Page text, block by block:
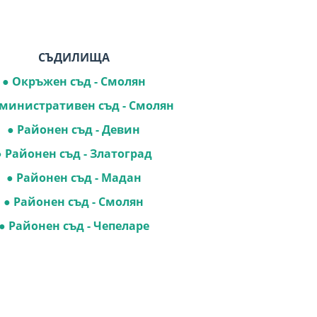
СЪДИЛИЩА
● Окръжен съд - Смолян
съд - Смолян
● Районен съд - Девин
Районен съд - Златоград
● Районен съд - Мадан
● Районен съд - Смолян
Районен съд - Чепеларе